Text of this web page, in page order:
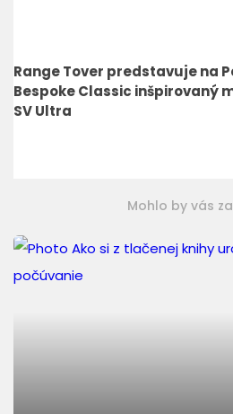
Range Tover predstavuje na
Bespoke Classic inšpirovaný
SV Ultra
Mohlo by vás